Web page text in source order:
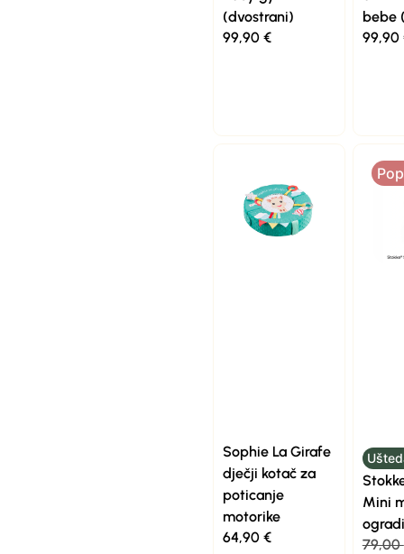
(dvostrani)
99,90 €
bebe
99,90
Sophie La Girafe
dječji kotač za
poticanje
motorike
64,90 €
Mini
79,00